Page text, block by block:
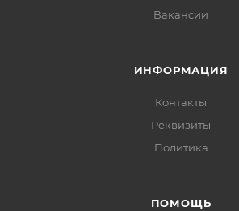
Вакансии
ИНФОРМАЦИЯ
Контакты
Реквизиты
Политика
ПОМОЩЬ